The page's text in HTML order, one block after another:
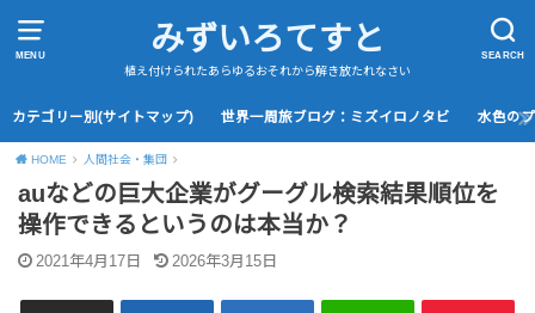
MENU SEARCH
みずいろてすと
植え付けられたあらゆるおそれから解き放たれなさい
カテゴリー別(サイトマップ) 世界一周旅ブログ：ミズイロノタビ 水色の
HOME 人間社会・集団
auなどの巨大企業がグーグル検索結果順位を
操作できるというのは本当か？
2021年4月17日 2026年3月15日